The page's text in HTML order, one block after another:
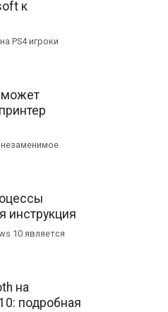
к
PS4 игроки
может
инструкция
10 является
на
подробная